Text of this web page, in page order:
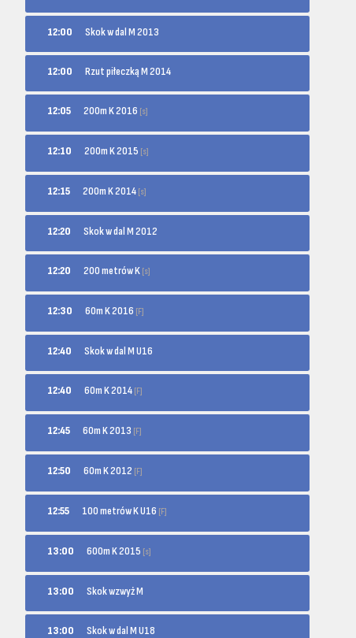
12:00 Skok w dal M 2013
12:00 Rzut piłeczką M 2014
12:05 200m K 2016 [s]
12:10 200m K 2015 [s]
12:15 200m K 2014 [s]
12:20 Skok w dal M 2012
12:20 200 metrów K [s]
12:30 60m K 2016 [F]
12:40 Skok w dal M U16
12:40 60m K 2014 [F]
12:45 60m K 2013 [F]
12:50 60m K 2012 [F]
12:55 100 metrów K U16 [F]
13:00 600m K 2015 [s]
13:00 Skok wzwyż M
13:00 Skok w dal M U18